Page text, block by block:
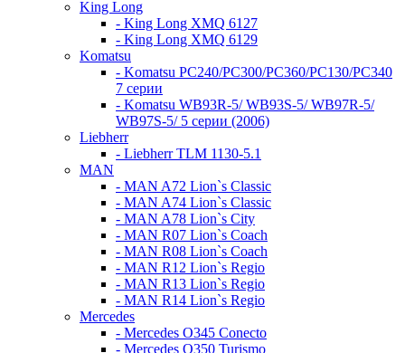
King Long
- King Long XMQ 6127
- King Long XMQ 6129
Komatsu
- Komatsu PC240/PC300/PC360/PC130/PC340
7 серии
- Komatsu WB93R-5/ WB93S-5/ WB97R-5/
WB97S-5/ 5 серии (2006)
Liebherr
- Liebherr TLM 1130-5.1
MAN
- MAN A72 Lion`s Classic
- MAN A74 Lion`s Classic
- MAN A78 Lion`s City
- MAN R07 Lion`s Coach
- MAN R08 Lion`s Coach
- MAN R12 Lion`s Regio
- MAN R13 Lion`s Regio
- MAN R14 Lion`s Regio
Mercedes
- Mercedes O345 Conectо
- Mercedes O350 Turismo